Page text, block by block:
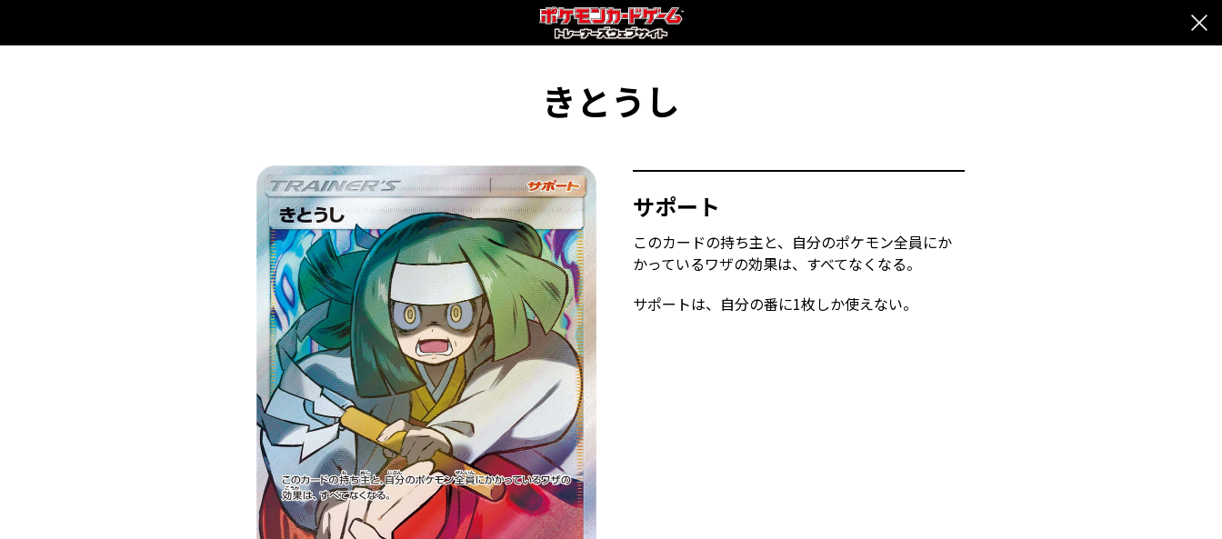
きとうし
サポート
このカードの持ち主と、自分のポケモン全員にか
かっているワザの効果は、すべてなくなる。
サポートは、自分の番に1枚しか使えない。